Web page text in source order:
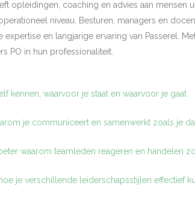
opleidingen, coaching en advies aan mensen
niveau. Besturen, managers en
expertise en langjarige ervaring van Passerel.
PO in hun professionaliteit.
kennen, waarvoor je staat en waarvoor je gaat
je communiceert en samenwerkt zoals je
waarom teamleden reageren en handelen
je verschillende leiderschapsstijlen effectief